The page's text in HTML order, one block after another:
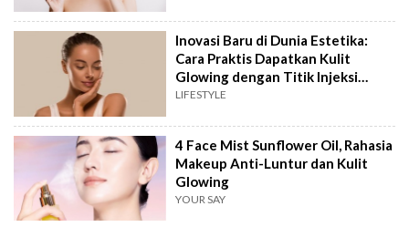
Inovasi Baru di Dunia Estetika:
Cara Praktis Dapatkan Kulit
Glowing dengan Titik Injeksi
Minimal
LIFESTYLE
4 Face Mist Sunflower Oil, Rahasia
Makeup Anti-Luntur dan Kulit
Glowing
YOUR SAY